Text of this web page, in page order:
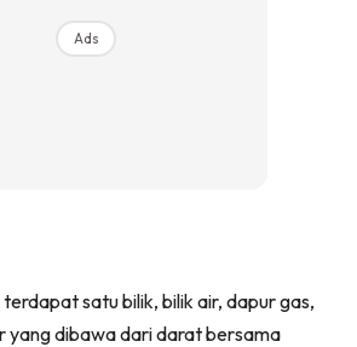
Ads
satu bilik, bilik air, dapur gas,
yang dibawa dari darat bersama